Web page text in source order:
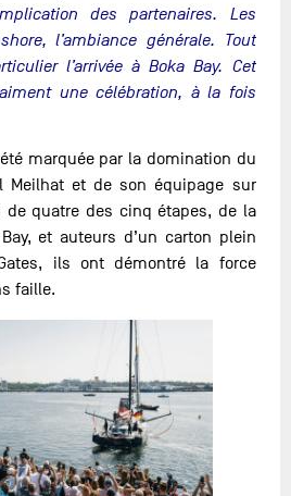
des partenaires. Les
l’ambiance générale. Tout
l’arrivée à Boka Bay. Cet
une célébration, à la fois
marquée par la domination du
Meilhat et de son équipage sur
de quatre des cinq étapes, de la
et auteurs d’un carton plein
ils ont démontré la force
faille.